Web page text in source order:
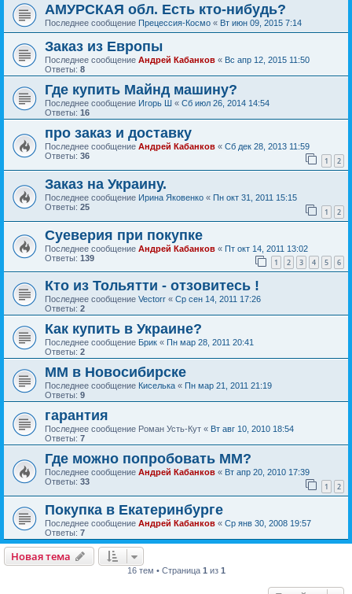
АМУРСКАЯ обл. Есть кто-нибудь?
Последнее сообщение Прецессия-Космо « Вт июн 09, 2015 7:14
Заказ из Европы
Последнее сообщение Андрей Кабанков « Вс апр 12, 2015 11:50
Ответы: 8
Где купить Майнд машину?
Последнее сообщение Игорь Ш « Сб июл 26, 2014 14:54
Ответы: 16
про заказ и доставку
Последнее сообщение Андрей Кабанков « Сб дек 28, 2013 11:59
Ответы: 36 1 2
Заказ на Украину.
Последнее сообщение Ирина Яковенко « Пн окт 31, 2011 15:15
Ответы: 25 1 2
Суеверия при покупке
Последнее сообщение Андрей Кабанков « Пт окт 14, 2011 13:02
Ответы: 139 1 2 3 4 5 6
Кто из Тольятти - отзовитесь !
Последнее сообщение Vectorr « Ср сен 14, 2011 17:26
Ответы: 2
Как купить в Украине?
Последнее сообщение Брик « Пн мар 28, 2011 20:41
Ответы: 2
ММ в Новосибирске
Последнее сообщение Киселька « Пн мар 21, 2011 21:19
Ответы: 9
гарантия
Последнее сообщение Роман Усть-Кут « Вт авг 10, 2010 18:54
Ответы: 7
Где можно попробовать ММ?
Последнее сообщение Андрей Кабанков « Вт апр 20, 2010 17:39
Ответы: 33 1 2
Покупка в Екатеринбурге
Последнее сообщение Андрей Кабанков « Ср янв 30, 2008 19:57
Ответы: 7
Новая тема
16 тем • Страница 1 из 1